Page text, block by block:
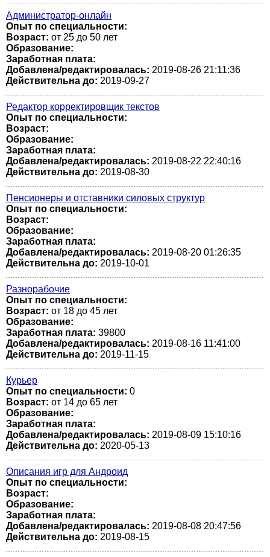
Администратор-онлайн
Опыт по специальности:
Возраст: от 25 до 50 лет
Образование:
Заработная плата:
Добавлена/редактировалась: 2019-08-26 21:11:36
Действительна до: 2019-09-27
Редактор корректировщик текстов
Опыт по специальности:
Возраст:
Образование:
Заработная плата:
Добавлена/редактировалась: 2019-08-22 22:40:16
Действительна до: 2019-08-30
Пенсионеры и отставники силовых структур
Опыт по специальности:
Возраст:
Образование:
Заработная плата:
Добавлена/редактировалась: 2019-08-20 01:26:35
Действительна до: 2019-10-01
Разнорабочие
Опыт по специальности:
Возраст: от 18 до 45 лет
Образование:
Заработная плата: 39800
Добавлена/редактировалась: 2019-08-16 11:41:00
Действительна до: 2019-11-15
Курьер
Опыт по специальности: 0
Возраст: от 14 до 65 лет
Образование:
Заработная плата:
Добавлена/редактировалась: 2019-08-09 15:10:16
Действительна до: 2020-05-13
Описания игр для Андроид
Опыт по специальности:
Возраст:
Образование:
Заработная плата:
Добавлена/редактировалась: 2019-08-08 20:47:56
Действительна до: 2019-08-15